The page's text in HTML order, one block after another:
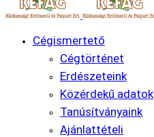
Cégismertető
Cégtörténet
Erdészeteink
Közérdekű adatok
Tanúsítványaink
Ajánlattételi